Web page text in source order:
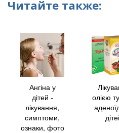
Читайте также:
Ангіна у
дітей -
лікування,
симптоми,
ознаки, фото
олією